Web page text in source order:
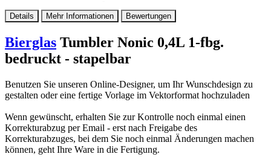
Details Mehr Informationen Bewertungen
Bierglas Tumbler Nonic 0,4L 1-fbg.
bedruckt - stapelbar
Benutzen Sie unseren Online-Designer, um Ihr Wunschdesign zu
gestalten oder eine fertige Vorlage im Vektorformat hochzuladen
Wenn gewünscht, erhalten Sie zur Kontrolle noch einmal einen
Korrekturabzug per Email - erst nach Freigabe des
Korrekturabzuges, bei dem Sie noch einmal Änderungen machen
können, geht Ihre Ware in die Fertigung.